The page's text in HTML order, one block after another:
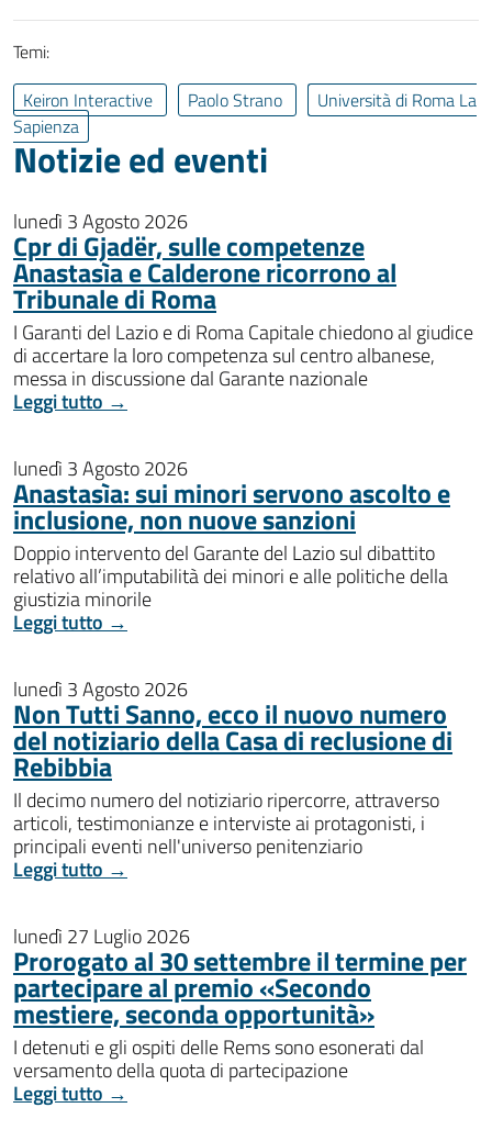
Temi:
Keiron Interactive
Paolo Strano
Università di Roma La
Sapienza
Notizie ed eventi
lunedì 3 Agosto 2026
Cpr di Gjadër, sulle competenze
Anastasìa e Calderone ricorrono al
Tribunale di Roma
I Garanti del Lazio e di Roma Capitale chiedono al giudice
di accertare la loro competenza sul centro albanese,
messa in discussione dal Garante nazionale
Leggi tutto →
lunedì 3 Agosto 2026
Anastasìa: sui minori servono ascolto e
inclusione, non nuove sanzioni
Doppio intervento del Garante del Lazio sul dibattito
relativo all’imputabilità dei minori e alle politiche della
giustizia minorile
Leggi tutto →
lunedì 3 Agosto 2026
Non Tutti Sanno, ecco il nuovo numero
del notiziario della Casa di reclusione di
Rebibbia
Il decimo numero del notiziario ripercorre, attraverso
articoli, testimonianze e interviste ai protagonisti, i
principali eventi nell'universo penitenziario
Leggi tutto →
lunedì 27 Luglio 2026
Prorogato al 30 settembre il termine per
partecipare al premio «Secondo
mestiere, seconda opportunità»
I detenuti e gli ospiti delle Rems sono esonerati dal
versamento della quota di partecipazione
Leggi tutto →